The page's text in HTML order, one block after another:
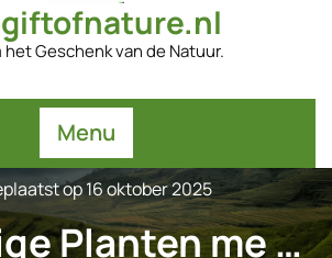
het Geschenk van de Natuur.
Menu
op 16 oktober 2025
Planten me …